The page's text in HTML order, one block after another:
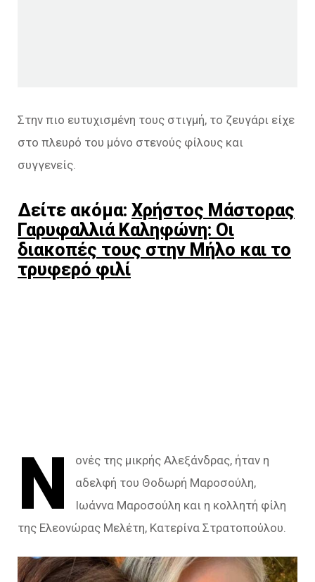
Στην πιο ευτυχισμένη τους στιγμή, το ζευγάρι είχε
στο πλευρό του μόνο στενούς φίλους και
συγγενείς.
Δείτε ακόμα: Χρήστος Μάστορας
Γαρυφαλλιά Καληφώνη: Οι
διακοπές τους στην Μήλο και το
τρυφερό φιλί
Ν
ονές της μικρής Αλεξάνδρας, ήταν η
αδελφή του Θοδωρή Μαροσούλη,
Ιωάννα Μαροσούλη και η κολλητή φίλη
της Ελεονώρας Μελέτη, Κατερίνα Στρατοπούλου.